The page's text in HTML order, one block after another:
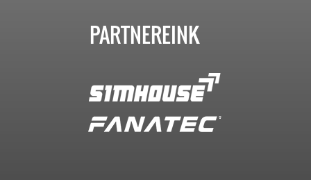
PARTNEREINK